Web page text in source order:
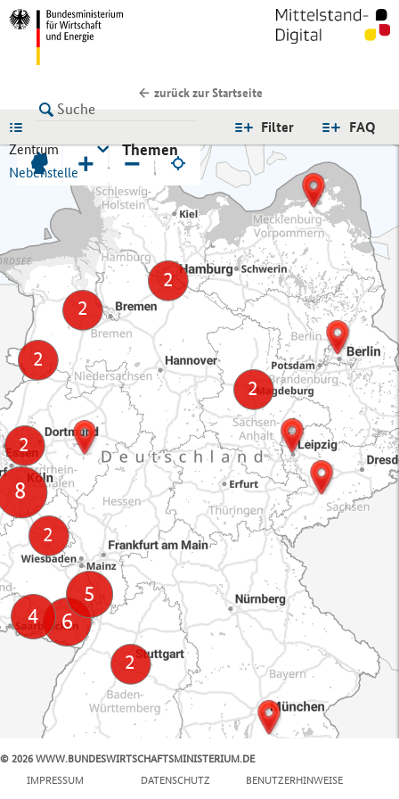
zurück zur Startseite
FAQ
Filter
Zentrum
Nebenstelle
Themen
+ −
© 2026 WWW.BUNDESWIRTSCHAFTSMINISTERIUM.DE
IMPRESSUM
DATENSCHUTZ BENUTZERHINWEISE